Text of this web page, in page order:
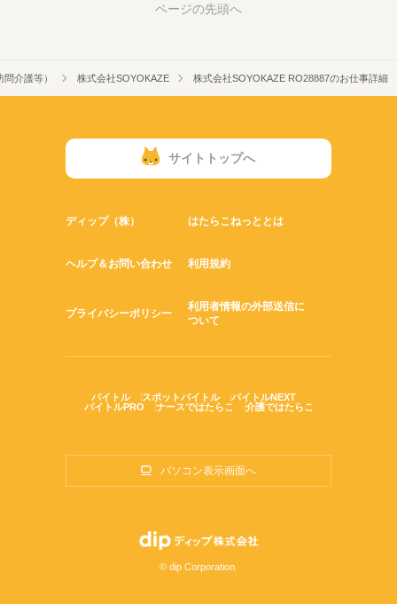
ページの先頭へ
介護等） 株式会社SOYOKAZE 株式会社SOYOKAZE RO28887のお仕事詳細
サイトトップへ
ディップ（株） はたらこねっととは
ヘルプ＆お問い合わせ 利用規約
プライバシーポリシー
利用者情報の外部送信に
ついて
バイトル スポットバイトル
バイトルNEXT
バイトルPRO
ナースではたらこ 介護ではたらこ
パソコン表示画面へ
© dip Corporation.